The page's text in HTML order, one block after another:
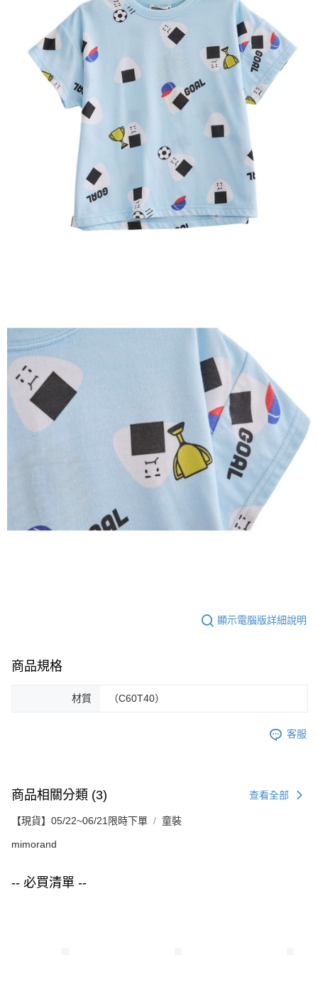
顯示電腦版詳細說明
商品規格
材質 （C60T40）
客服
商品相關分類 (3) 查看全部
【現貨】05/22~06/21限時下單 童裝
mimorand
-- 必買清單 --